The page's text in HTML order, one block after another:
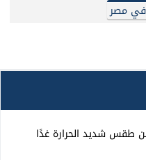
في مصر
طقس شديد الحرارة غدًا